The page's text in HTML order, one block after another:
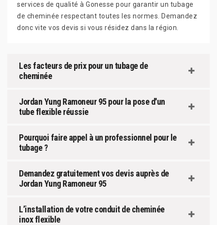
services de qualité à Gonesse pour garantir un tubage
de cheminée respectant toutes les normes. Demandez
donc vite vos devis si vous résidez dans la région.
Les facteurs de prix pour un tubage de
cheminée
Jordan Yung Ramoneur 95 pour la pose d'un
tube flexible réussie
Pourquoi faire appel à un professionnel pour le
tubage ?
Demandez gratuitement vos devis auprès de
Jordan Yung Ramoneur 95
L’installation de votre conduit de cheminée
inox flexible